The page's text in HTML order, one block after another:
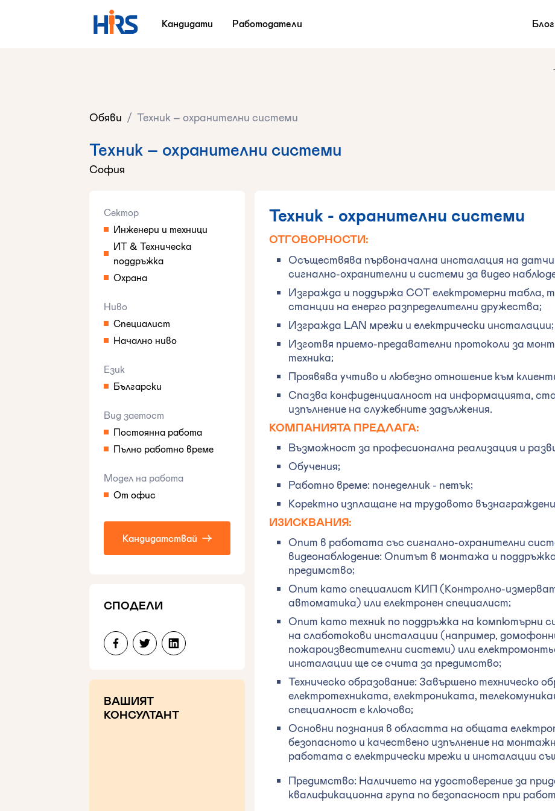
Кандидати Работодатели Блог
Обяви / Техник – охранителни системи
Техник – охранителни системи
София
Сектор
Инженери и техници
ИТ & Техническа
поддръжка
Охрана
Ниво
Специалист
Начално ниво
Език
Български
Вид заетост
Постоянна работа
Пълно работно време
Модел на работа
От офис
Кандидатствай
СПОДЕЛИ
ВАШИЯТ
КОНСУЛТАНТ
‍Техник - охранителни системи
ОТГОВОРНОСТИ:
Осъществява първоначална инсталация на
сигнално-охранителни и системи за видео
Изгражда и поддържа СОТ електромерни табла,
станции на енерго разпределителни дружества;
Изгражда LAN мрежи и електрически инсталации;
Изготвя приемо-предавателни протоколи за
техника;
Проявява учтиво и любезно отношение към
Спазва конфиденциалност на информацията,
изпълнение на служебните задължения.
КОМПАНИЯТА ПРЕДЛАГА:
Възможност за професионална реализация и
Обучения;
Работно време: понеделник - петък;
Коректно изплащане на трудовото
ИЗИСКВАНИЯ:
Опит в работата със сигнално-охранителни
видеонаблюдение: Опитът в монтажа и
предимство;
Опит като специалист КИП (Контролно-
автоматика) или електронен специалист;
Опит като техник по поддръжка на компютърни
на слаботокови инсталации (например,
пожароизвестителни системи) или
инсталации ще се счита за предимство;
Техническо образование: Завършено техническо
електротехниката, електрониката,
специалност е ключово;
Основни познания в областта на общата
безопасното и качествено изпълнение на
работата с електрически мрежи и инсталации
Предимство: Наличието на удостоверение за
квалификационна група по безопасност при